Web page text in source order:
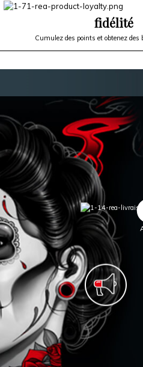
fidélité
Cumulez des points et obtenez des